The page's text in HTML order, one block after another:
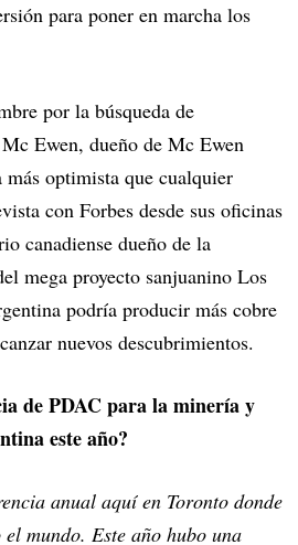
para poner en marcha los
por la búsqueda de
Ewen, dueño de Mc Ewen
más optimista que cualquier
con Forbes desde sus oficinas
canadiense dueño de la
mega proyecto sanjuanino Los
podría producir más cobre
nuevos descubrimientos.
de PDAC para la minería y
este año?
anual aquí en Toronto donde
mundo. Este año hubo una